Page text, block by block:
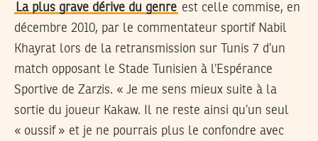
La plus grave dérive du genre est celle commise, en
décembre 2010, par le commentateur sportif Nabil
Khayrat lors de la retransmission sur Tunis 7 d’un
match opposant le Stade Tunisien à l’Espérance
Sportive de Zarzis. « Je me sens mieux suite à la
sortie du joueur Kakaw. Il ne reste ainsi qu’un seul
« oussif » et je ne pourrais plus le confondre avec